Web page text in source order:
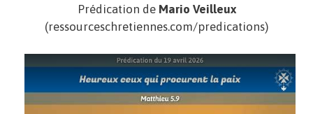
Prédication de Mario Veilleux
(ressourceschretiennes.com/predications)